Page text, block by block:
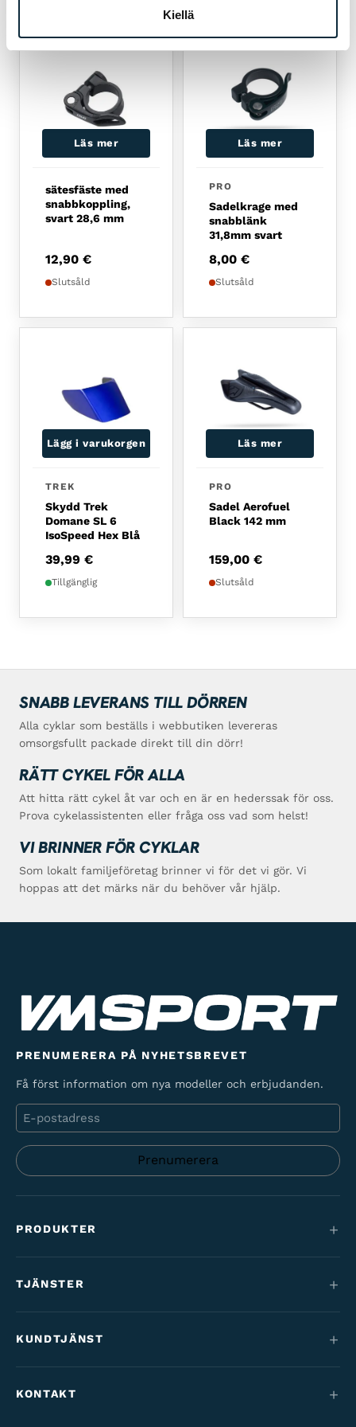
Kiellä
Läs mer
sätesfäste med
snabbkoppling,
svart 28,6 mm
12,90 €
Slutsåld
Läs mer
PRO
Sadelkrage med
snabblänk
31,8mm svart
8,00 €
Slutsåld
Lägg i varukorgen
TREK
Skydd Trek
Domane SL 6
IsoSpeed Hex Blå
39,99 €
Tillgänglig
Läs mer
PRO
Sadel Aerofuel
Black 142 mm
159,00 €
Slutsåld
SNABB LEVERANS TILL DÖRREN
Alla cyklar som beställs i webbutiken levereras
omsorgsfullt packade direkt till din dörr!
RÄTT CYKEL FÖR ALLA
Att hitta rätt cykel åt var och en är en hederssak för oss.
Prova cykelassistenten eller fråga oss vad som helst!
VI BRINNER FÖR CYKLAR
Som lokalt familjeföretag brinner vi för det vi gör. Vi
hoppas att det märks när du behöver vår hjälp.
PRENUMERERA PÅ NYHETSBREVET
Få först information om nya modeller och erbjudanden.
E-
post
PRODUKTER
Maantie & gravel
Barncyklar
Varaosat & tarvikkeet
TJÄNSTER
Cykelförmån
KUNDTJÄNST
KONTAKT